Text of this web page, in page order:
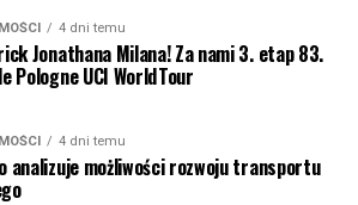
4 dni temu
Jonathana Milana! Za nami 3. etap 83.
Pologne UCI WorldTour
4 dni temu
analizuje możliwości rozwoju transportu